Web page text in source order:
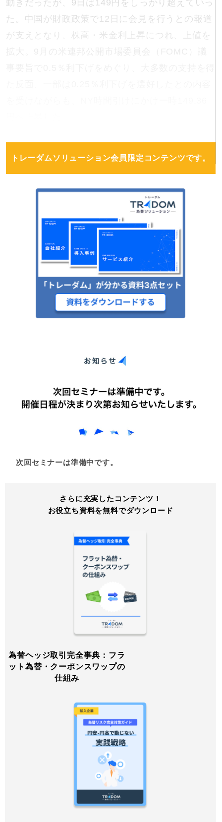
トレーダムソリューション会員限定コンテンツです。
動きだったが、9日は149円をしっかり超えていっ
た。中国が財政政策で12日に会見を行うとの報道
が支えとなり、株高・米金利上昇につれ、上値を
次回セミナーは準備中です。
さらに充実したコンテンツ！
お役立ち資料を無料でダウンロード
為替ヘッジ取引完全事典：フラ
ット為替・クーポンスワップの
仕組み